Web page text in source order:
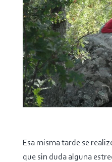
Esa misma tarde se
que sin duda alguna